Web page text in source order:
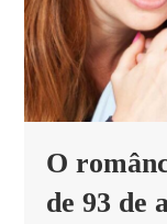
O
de 93 de